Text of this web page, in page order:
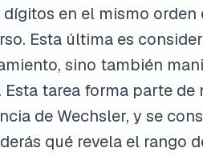
en el mismo orden
Esta última es
sino también
tarea forma parte de
de Wechsler, y se
qué revela el rango